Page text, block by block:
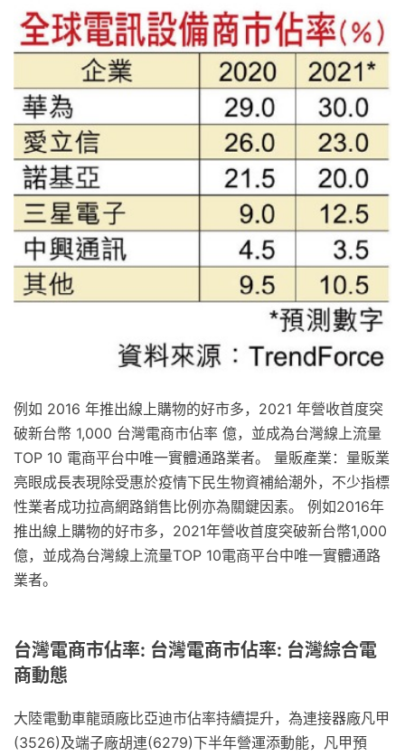
例如 2016 年推出線上購物的好市多，2021 年營收首度突
破新台幣 1,000 台灣電商市佔率 億，並成為台灣線上流量
TOP 10 電商平台中唯一實體通路業者。 量販產業：量販業
亮眼成長表現除受惠於疫情下民生物資補給潮外，不少指標
性業者成功拉高網路銷售比例亦為關鍵因素。 例如2016年
推出線上購物的好市多，2021年營收首度突破新台幣1,000
億，並成為台灣線上流量TOP 10電商平台中唯一實體通路
業者。
台灣電商市佔率: 台灣電商市佔率: 台灣綜合電
商動態
大陸電動車龍頭廠比亞迪市佔率持續提升，為連接器廠凡甲
(3526)及端子廠胡連(6279)下半年營運添動能，凡甲預